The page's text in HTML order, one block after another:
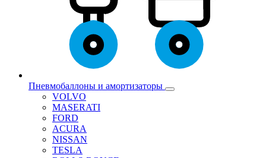
Пневмобаллоны и амортизаторы
VOLVO
MASERATI
FORD
ACURA
NISSAN
TESLA